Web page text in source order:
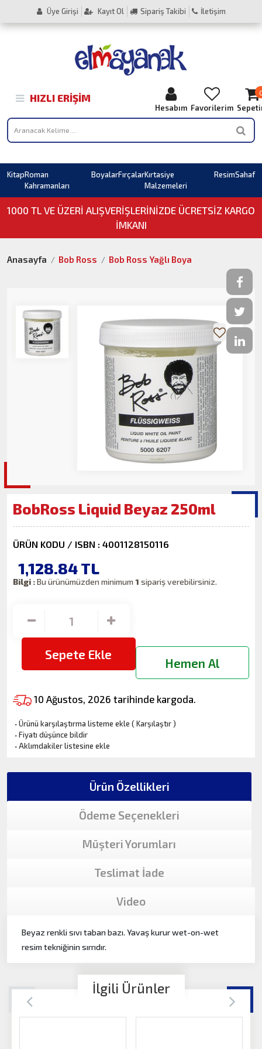
Üye Girişi Kayıt Ol Sipariş Takibi İletişim
HIZLI ERIŞIM
Hesabım Favorilerim
KitapRoman
Kahramanları
BoyalarFırçalarKırtasiye
Malzemeleri
ResimSahaf
1000 TL VE ÜZERI ALIŞVERIŞLERINIZDE ÜCRETSİZ KARGO
İMKANI
Anasayfa Bob Ross Bob Ross Yağlı Boya
BobRoss Liquid Beyaz 250ml
ÜRÜN KODU / ISBN : 4001128150116
1,128.84TL
Bilgi :Bu ürünümüzden minimum1sipariş verebilirsiniz.
Sepete Ekle
Hemen Al
10 Ağustos, 2026 tarihinde kargoda.
·Ürünü karşılaştırma listeme ekle (Karşılaştır)
·Fiyatı düşünce bildir
·Aklımdakiler listesine ekle
Ürün Özellikleri
Ödeme Seçenekleri
Müşteri Yorumları
Teslimat İade
Video
Beyaz renkli sıvı taban bazı. Yavaş kurur wet-on-wet
resim tekniğinin sırrıdır.
İlgili Ürünler